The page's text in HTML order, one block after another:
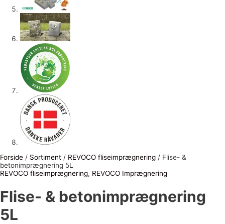
Forside / Sortiment / REVOCO fliseimprægnering / Flise- &
betonimprægnering 5L
REVOCO fliseimprægnering, REVOCO Imprægnering
Flise- & betonimprægnering
5L